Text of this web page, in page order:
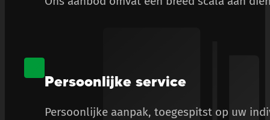
Persoonlijke service
Persoonlijke aanpak, toegespitst op uw